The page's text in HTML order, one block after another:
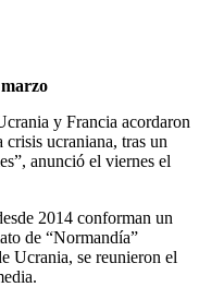
y Francia acordaron
ucraniana, tras un
anunció el viernes el
2014 conforman un
de “Normandía”
Ucrania, se reunieron el